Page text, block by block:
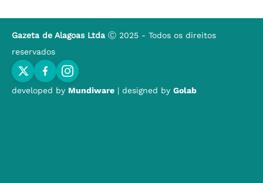
Gazeta de Alagoas Ltda Ⓒ 2025 - Todos os direitos
reservados
developed by Mundiware | designed by Golab